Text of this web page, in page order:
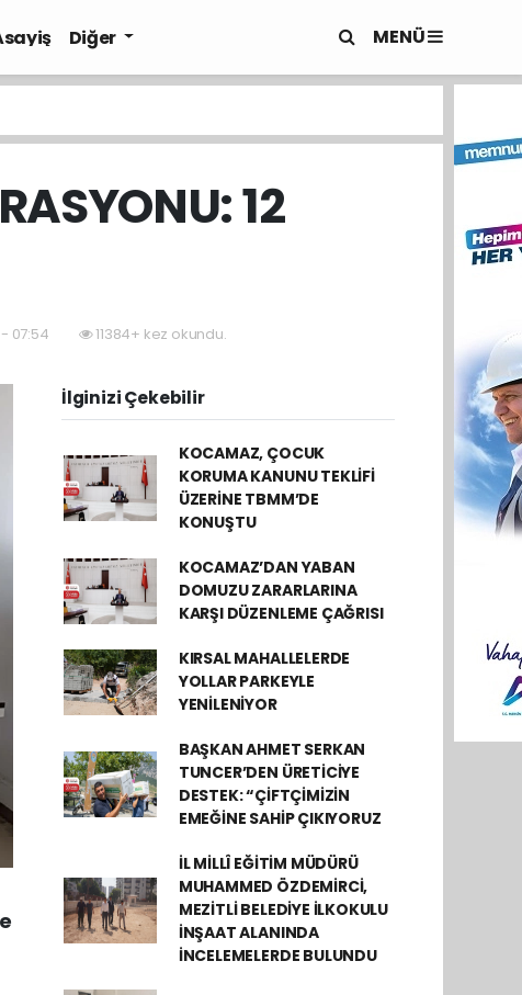
Diğer MENÜ
12
07:54 11384+ kez okundu.
İlginizi Çekebilir
KOCAMAZ, ÇOCUK
KORUMA KANUNU TEKLİFİ
ÜZERİNE TBMM’DE
KONUŞTU
KOCAMAZ’DAN YABAN
DOMUZU ZARARLARINA
KARŞI DÜZENLEME ÇAĞRISI
KIRSAL MAHALLELERDE
YOLLAR PARKEYLE
YENİLENİYOR
BAŞKAN AHMET SERKAN
TUNCER’DEN ÜRETİCİYE
DESTEK: “ÇİFTÇİMİZİN
EMEĞİNE SAHİP ÇIKIYORUZ
İL MİLLÎ EĞİTİM MÜDÜRÜ
MUHAMMED ÖZDEMİRCİ,
MEZİTLİ BELEDİYE İLKOKULU
İNŞAAT ALANINDA
İNCELEMELERDE BULUNDU